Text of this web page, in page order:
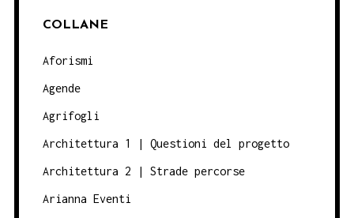
COLLANE
Aforismi
Agende
Agrifogli
Architettura 1 | Questioni del progetto
Architettura 2 | Strade percorse
Arianna Eventi